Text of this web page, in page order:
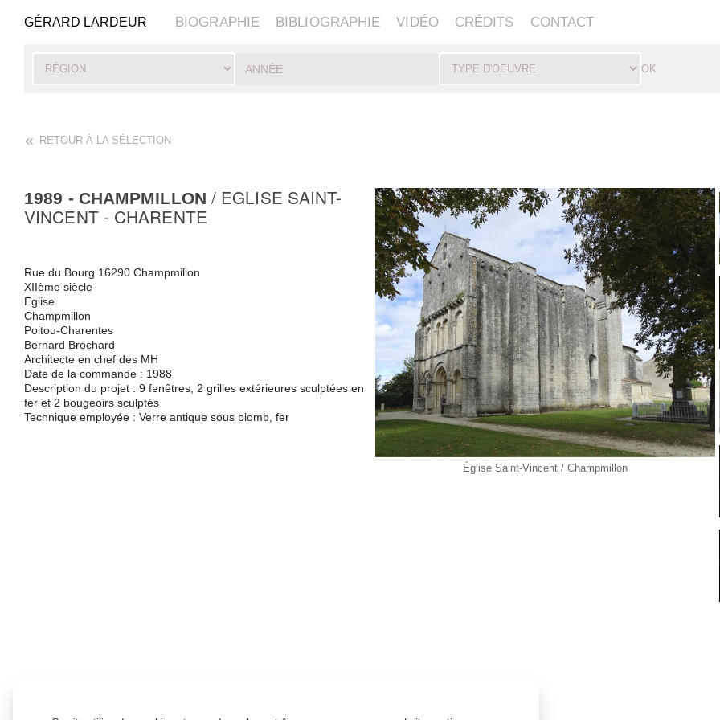
Hit enter to search or ESC to close
GÉRARD LARDEUR BIOGRAPHIE BIBLIOGRAPHIE VIDÉO CRÉDITS CONTACT
OK
RETOUR À LA SÉLECTION
1989 - CHAMPMILLON / EGLISE SAINT-
VINCENT - CHARENTE
Rue du Bourg 16290 Champmillon
XIIème siècle
Eglise
Champmillon
Poitou-Charentes
Bernard Brochard
Architecte en chef des MH
Date de la commande : 1988
Description du projet : 9 fenêtres, 2 grilles extérieures sculptées en
fer et 2 bougeoirs sculptés
Technique employée : Verre antique sous plomb, fer
Église Saint-Vincent / Champmillon